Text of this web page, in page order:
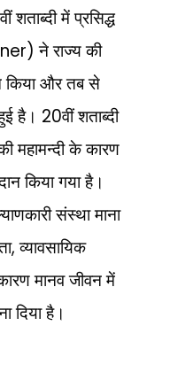
वीं शताब्दी में प्रसिद्ध
ने राज्य की
किया और तब से
है। 20वीं शताब्दी
महामन्दी के कारण
किया गया है।
संस्था माना
,व्यावसायिक
मानव जीवन में
दिया है।